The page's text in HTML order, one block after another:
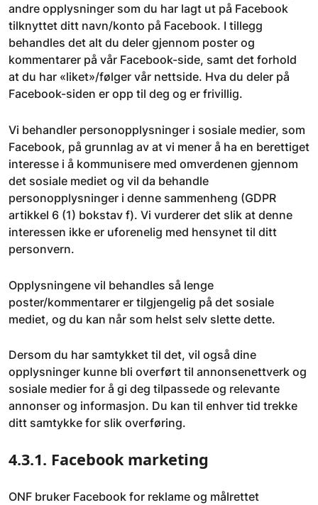
andre opplysninger som du har lagt ut på Facebook
tilknyttet ditt navn/konto på Facebook. I tillegg
behandles det alt du deler gjennom poster og
kommentarer på vår Facebook-side, samt det forhold
at du har «liket»/følger vår nettside. Hva du deler på
Facebook-siden er opp til deg og er frivillig.
Vi behandler personopplysninger i sosiale medier, som
Facebook, på grunnlag av at vi mener å ha en berettiget
interesse i å kommunisere med omverdenen gjennom
det sosiale mediet og vil da behandle
personopplysninger i denne sammenheng (GDPR
artikkel 6 (1) bokstav f). Vi vurderer det slik at denne
interessen ikke er uforenelig med hensynet til ditt
personvern.
Opplysningene vil behandles så lenge
poster/kommentarer er tilgjengelig på det sosiale
mediet, og du kan når som helst selv slette dette.
Dersom du har samtykket til det, vil også dine
opplysninger kunne bli overført til annonsenettverk og
sosiale medier for å gi deg tilpassede og relevante
annonser og informasjon. Du kan til enhver tid trekke
ditt samtykke for slik overføring.
4.3.1. Facebook marketing
ONF bruker Facebook for reklame og målrettet